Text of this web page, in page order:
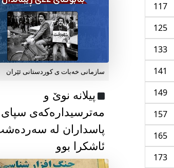
117
125
133
141
149
157
165
173
سازمانی خەبات ی كوردستانی ئێران
پیلانە نوێ و
مەترسیدارەکەی سپای
پاسداران لە
ئاشکرا بوو